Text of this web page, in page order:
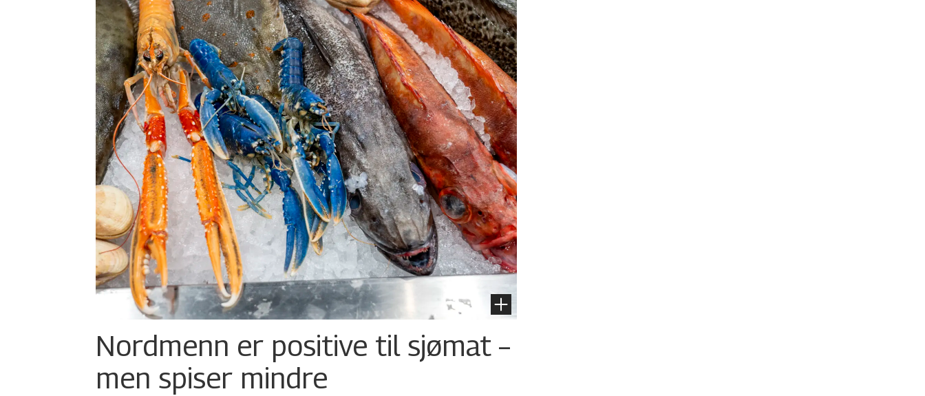
Nordmenn er positive til sjømat –
men spiser mindre